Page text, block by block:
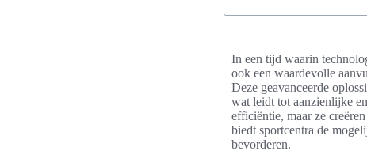
In een tijd waarin
ook een waardevolle
Deze geavanceerde
wat leidt tot aanzienlijke
efficiëntie, maar ze
biedt sportcentra de
bevorderen.